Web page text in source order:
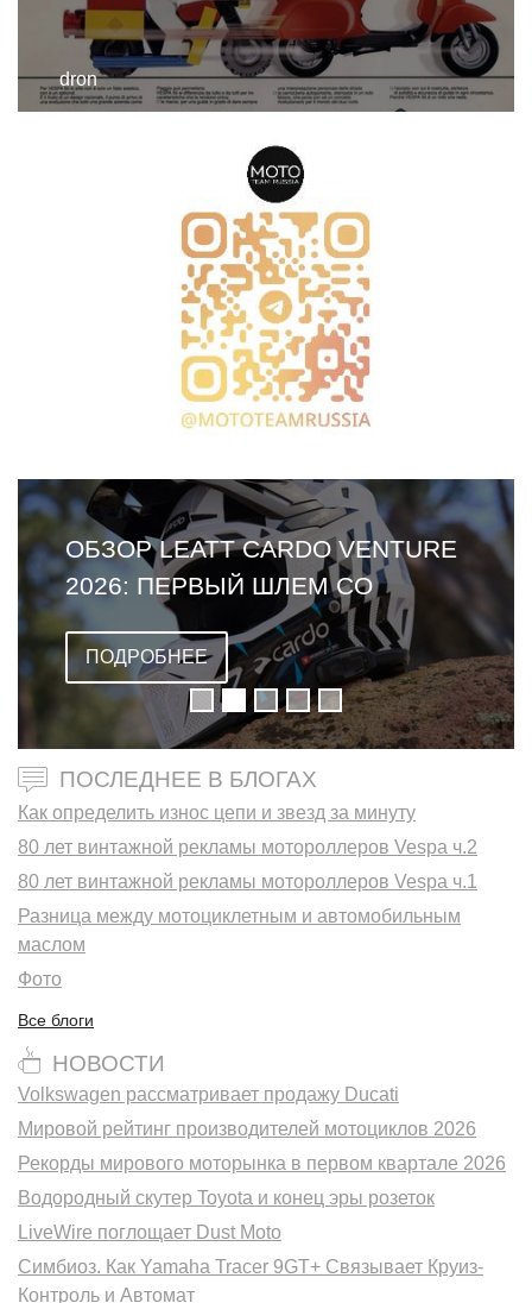
dron
ОБЗОР LEATT CARDO VENTURE
2026: ПЕРВЫЙ ШЛЕМ СО
ВСТРОЕННОЙ ГАРНИТУРОЙ
ПОДРОБНЕЕ
ПОСЛЕДНЕЕ В БЛОГАХ
Как определить износ цепи и звезд за минуту
80 лет винтажной рекламы мотороллеров Vespa ч.2
80 лет винтажной рекламы мотороллеров Vespa ч.1
Разница между мотоциклетным и автомобильным
маслом
Фото
Все блоги
НОВОСТИ
Volkswagen рассматривает продажу Ducati
Мировой рейтинг производителей мотоциклов 2026
Рекорды мирового моторынка в первом квартале 2026
Водородный скутер Toyota и конец эры розеток
LiveWire поглощает Dust Moto
Симбиоз. Как Yamaha Tracer 9GT+ Связывает Круиз-
Контроль и Автомат